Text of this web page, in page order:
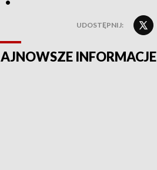
UDOSTĘPNIJ:
INFORMACJE